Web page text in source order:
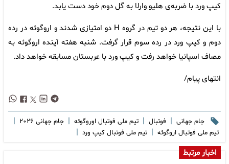
کیپ ورد با ضربه‌ی هلیو وارلا به گل دوم خود دست یابد.
با این نتیجه، هر دو تیم در گروه H دو امتیازی شدند و اروگوئه در رده
دوم و کیپ ورد در رده سوم قرار گرفت. شنبه هفته آینده اروگوئه به
مصاف اسپانیا خواهد رفت و کیپ ورد با عربستان مسابقه خواهد داد.
انتهای پیام/
جام جهانی | فوتبال | تیم ملی فوتبال اوروگوئه | جام جهانی ۲۰۲۶ |
تیم ملی فوتبال اروگوئه | تیم ملی فوتبال کیپ ورد |
اخبار مرتبط